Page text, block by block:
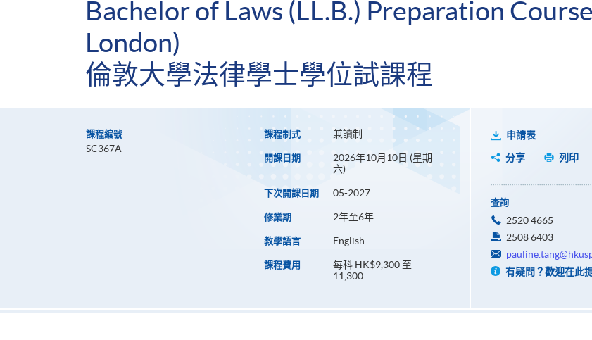
Bachelor of Laws (LL.B.) Preparation
London)
倫敦大學法律學士學位試課程
課程編號
SC367A
課程制式 兼讀制
開課日期
2026年10月10日 (星期
六)
下次開課日期 05-2027
修業期 2年至6年
教學語言 English
課程費用
每科 HK$9,300 至
11,300
申請表
分享
列印
查詢
2520 4665
2508 6403
有疑問？歡迎在此